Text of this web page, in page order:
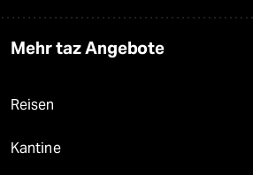
Mehr taz Angebote
Reisen
Kantine